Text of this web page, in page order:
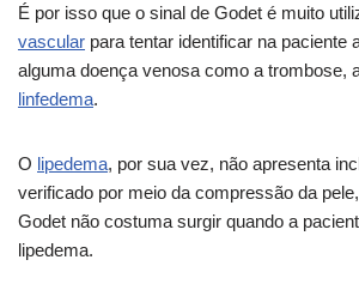
É por isso que o sinal de Godet é muito
vascular para tentar identificar na paciente
alguma doença venosa como a trombose,
linfedema.
O lipedema, por sua vez, não apresenta
verificado por meio da compressão da
Godet não costuma surgir quando a
lipedema.